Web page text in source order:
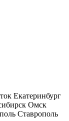
Екатеринбург
Омск
Ставрополь